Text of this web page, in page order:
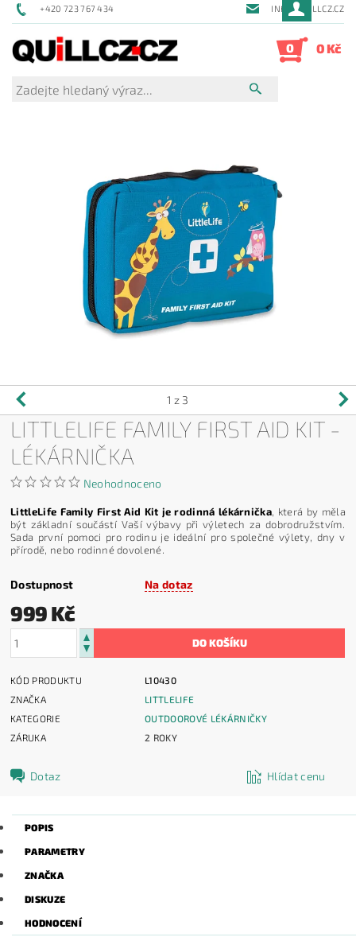
+420 723 767 434 INFO@QUILLCZ.CZ
0 0 Kč
1 z 3
LITTLELIFE FAMILY FIRST AID KIT -
LÉKÁRNIČKA
Neohodnoceno
LittleLife Family First Aid Kit je rodinná lékárnička, která by měla
být základní součástí Vaší výbavy při výletech za dobrodružstvím.
Sada první pomoci pro rodinu je ideální pro společné výlety, dny v
přírodě, nebo rodinné dovolené.
Dostupnost Na dotaz
999 Kč
KÓD PRODUKTU
L10430
ZNAČKA
LITTLELIFE
KATEGORIE
OUTDOOROVÉ LÉKÁRNIČKY
ZÁRUKA
2 ROKY
Dotaz Hlídat cenu
POPIS
PARAMETRY
ZNAČKA
DISKUZE
HODNOCENÍ